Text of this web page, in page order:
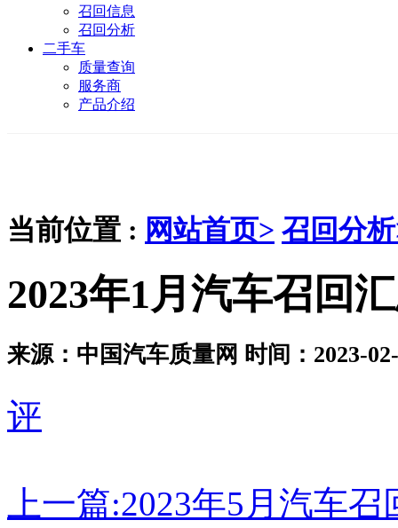
召回信息
召回分析
二手车
质量查询
服务商
产品介绍
当前位置 : 网站首页> 召回分
2023年1月汽车召回
来源：中国汽车质量网 时间：2023-
评
上一篇:2023年5月汽车召